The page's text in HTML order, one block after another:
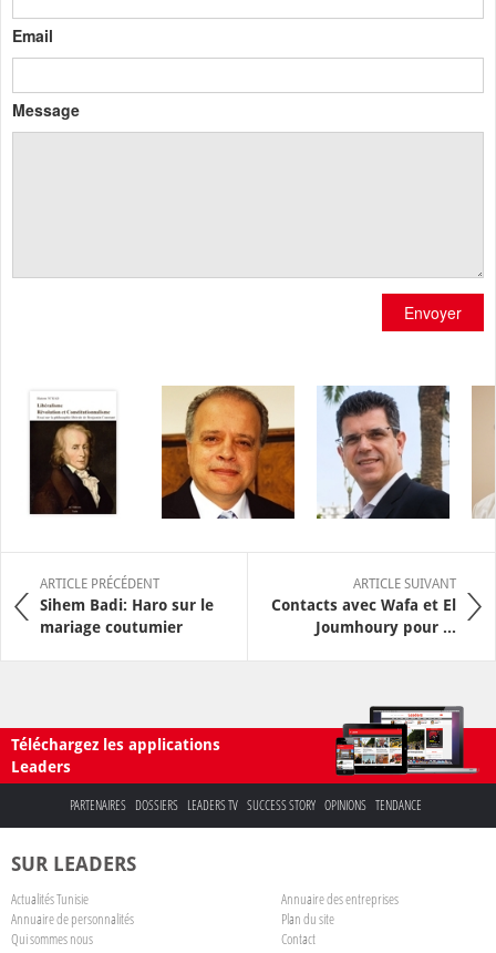
Email
Message
Envoyer
ARTICLE PRÉCÉDENT
Sihem Badi: Haro sur le
mariage coutumier
ARTICLE SUIVANT
Contacts avec Wafa et El
Joumhoury pour ...
Téléchargez les applications
Leaders
PARTENAIRES DOSSIERS LEADERS TV SUCCESS STORY OPINIONS TENDANCE
SUR LEADERS
Actualités Tunisie
Annuaire des entreprises
Annuaire de personnalités
Plan du site
Qui sommes nous
Contact